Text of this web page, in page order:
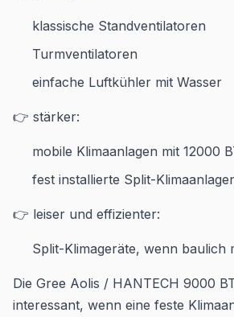
klassische Standventilatoren
Turmventilatoren
einfache Luftkühler mit Wasser
👉 stärker:
mobile Klimaanlagen mit 12000
fest installierte Split-
👉 leiser und effizienter:
Split-Klimageräte, wenn baulich
Die Gree Aolis / HANTECH 9000
interessant, wenn eine feste